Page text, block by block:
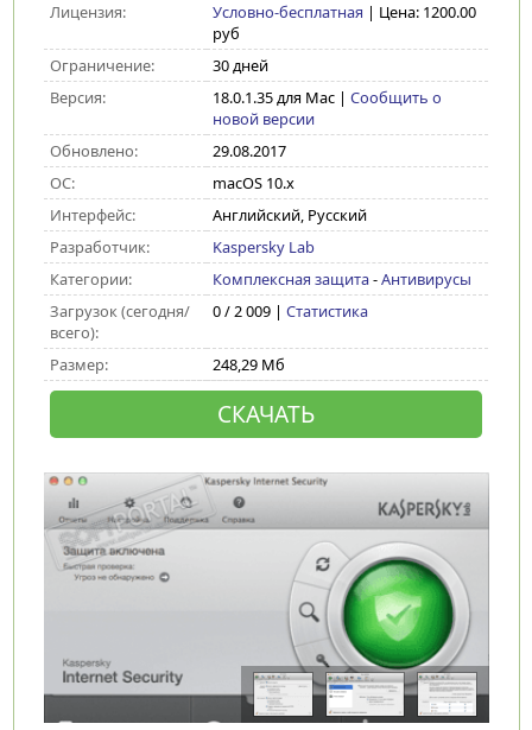
Лицензия:
Условно-бесплатная | Цена: 1200.00
руб
Ограничение:
30 дней
Версия:
18.0.1.35 для Mac| Сообщить о
новой версии
Обновлено:
29.08.2017
ОС:
macOS 10.x
Интерфейс:
Английский, Русский
Разработчик:
Kaspersky Lab
Категории:
Комплексная защита-Антивирусы
Загрузок (сегодня/
всего):
0 / 2 009 | Статистика
Размер: 248,29 Мб
СКАЧАТЬ